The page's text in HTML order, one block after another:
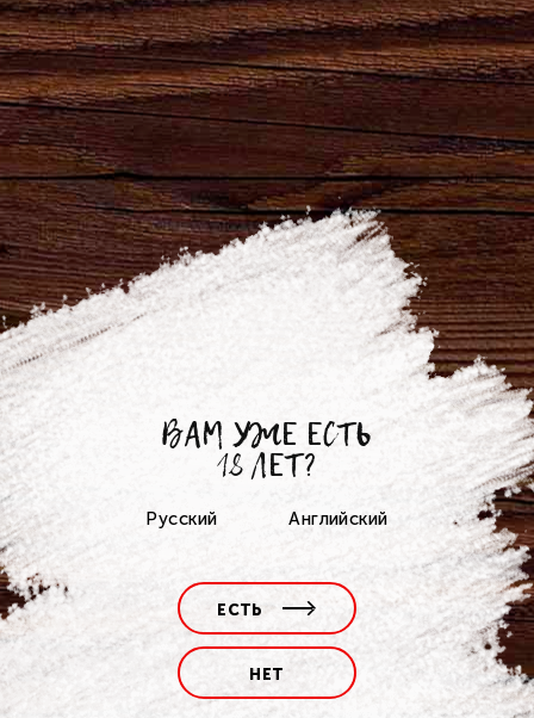
ВАМ УЖЕ ЕСТЬ
18 ЛЕТ?
Русский Английский
ЕСТЬ
НЕТ
Грамота к памятной медали от
Президента Российской Федерации